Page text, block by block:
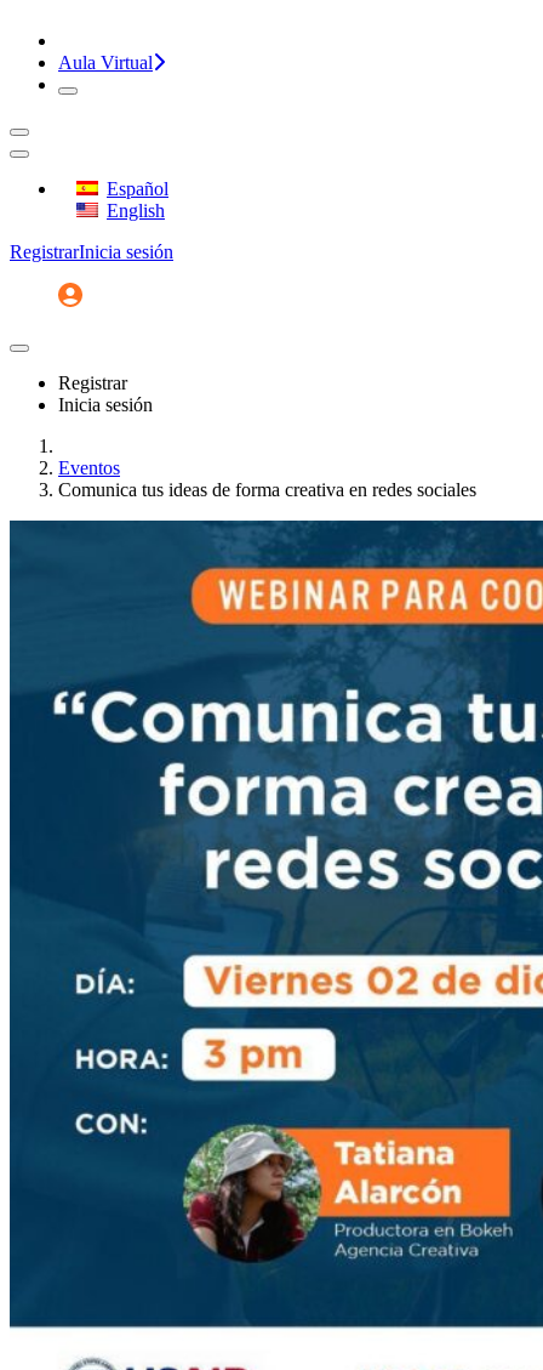
Aula Virtual
Español
English
RegistrarInicia sesión
Registrar
Inicia sesión
Eventos
Comunica tus ideas de forma creativa en redes sociales